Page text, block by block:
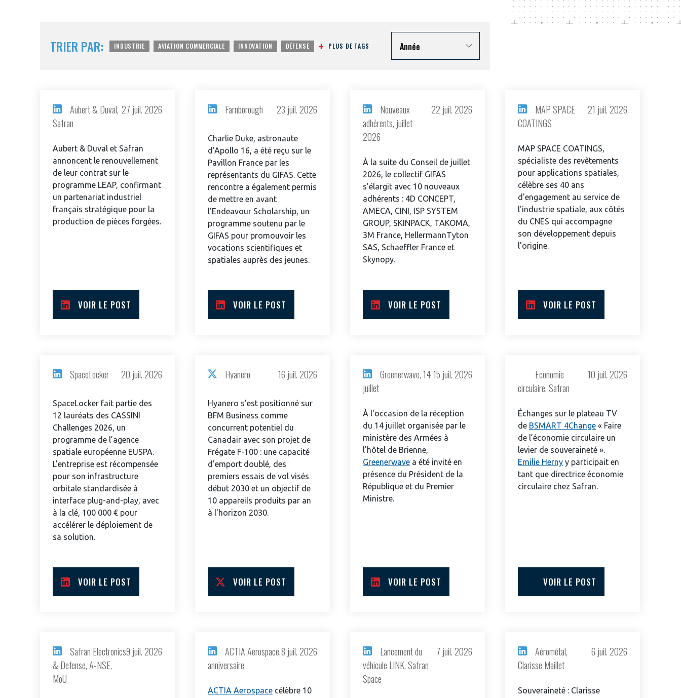
TRIER PAR: INDUSTRIE AVIATION COMMERCIALE INNOVATION DÉFENSE PLUS DE TAGS Année
Aubert & Duval,
Safran
27 juil. 2026
Aubert & Duval et Safran
annoncent le renouvellement
de leur contrat sur le
programme LEAP, confirmant
un partenariat industriel
français stratégique pour la
production de pièces forgées.
VOIR LE POST
Farnborough 23 juil. 2026
Charlie Duke, astronaute
d'Apollo 16, a été reçu sur le
Pavillon France par les
représentants du GIFAS. Cette
rencontre a également permis
de mettre en avant
l'Endeavour Scholarship, un
programme soutenu par le
GIFAS pour promouvoir les
vocations scientifiques et
spatiales auprès des jeunes.
VOIR LE POST
Nouveaux
adhérents, juillet
2026
22 juil. 2026
À la suite du Conseil de juillet
2026, le collectif GIFAS
s’élargit avec 10 nouveaux
adhérents : 4D CONCEPT,
AMECA, CINI, ISP SYSTEM
GROUP, SKINPACK, TAKOMA,
3M France, HellermannTyton
SAS, Schaeffler France et
Skynopy.
VOIR LE POST
MAP SPACE
COATINGS
21 juil. 2026
MAP SPACE COATINGS,
spécialiste des revêtements
pour applications spatiales,
célèbre ses 40 ans
d'engagement au service de
l'industrie spatiale, aux côtés
du CNES qui accompagne
son développement depuis
l'origine.
VOIR LE POST
SpaceLocker 20 juil. 2026
SpaceLocker fait partie des
12 lauréats des CASSINI
Challenges 2026, un
programme de l’agence
spatiale européenne EUSPA.
L’entreprise est récompensée
pour son infrastructure
orbitale standardisée à
interface plug-and-play, avec
à la clé, 100 000 € pour
accélérer le déploiement de
sa solution.
VOIR LE POST
Hyanero 16 juil. 2026
Hyanero s'est positionné sur
BFM Business comme
concurrent potentiel du
Canadair avec son projet de
Frégate F-100 : une capacité
d'emport doublé, des
premiers essais de vol visés
début 2030 et un objectif de
10 appareils produits par an
à l'horizon 2030.
VOIR LE POST
Greenerwave, 14
juillet
15 juil. 2026
À l'occasion de la réception
du 14 juillet organisée par le
ministère des Armées à
l'hôtel de Brienne,
Greenerwave a été invité en
présence du Président de la
République et du Premier
Ministre.
VOIR LE POST
Economie
circulaire, Safran
10 juil. 2026
Échanges sur le plateau TV
de BSMART 4Change « Faire
de l’économie circulaire un
levier de souveraineté ».
Emilie Herny y participait en
tant que directrice économie
circulaire chez Safran.
VOIR LE POST
Safran Electronics
& Defense, A-NSE,
MoU
9 juil. 2026
ACTIA Aerospace,
anniversaire
8 juil. 2026
ACTIA Aerospace célèbre 10
Lancement du
véhicule LINK, Safran
Space
7 juil. 2026
Aérométal,
Clarisse Maillet
6 juil. 2026
Souveraineté : Clarisse
Fermer
la
membre
VOUS ÊTES
PAS ENCORE ADHÉRENT ?
VOUS ÊTES UN PROFESSIONNEL DE LA FILIÈRE ?
Développez votre activité à l’étranger et assurez la
pérennité de votre entreprise à l’international
Rejoignez une filière d’excellence et développez votre
réseau au sein d’un écosystème intégré et cohérent
Apportez votre savoir-faire à
DEMANDE D’ADHÉSION
modale
membre
DEMANDE D’ADHÉSION
NON